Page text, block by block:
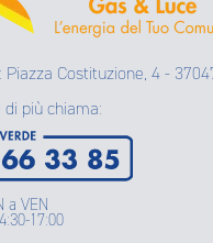
Piazza Costituzione, 4 -
più chiama:
a VEN
17:00